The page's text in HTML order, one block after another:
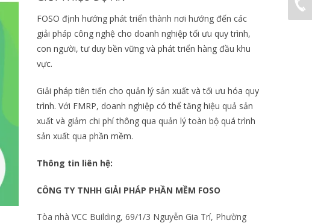
FOSO định hướng phát triển thành nơi hướng đến các
giải pháp công nghệ cho doanh nghiệp tối ưu quy trình,
con người, tư duy bền vững và phát triển hàng đầu khu
vực.
Giải pháp tiên tiến cho quản lý sản xuất và tối ưu hóa quy
trình. Với FMRP, doanh nghiệp có thể tăng hiệu quả sản
xuất và giảm chi phí thông qua quản lý toàn bộ quá trình
sản xuất qua phần mềm.
Thông tin liên hệ:
CÔNG TY TNHH GIẢI PHÁP PHẦN MỀM FOSO
Tòa nhà VCC Building, 69/1/3 Nguyễn Gia Trí, Phường